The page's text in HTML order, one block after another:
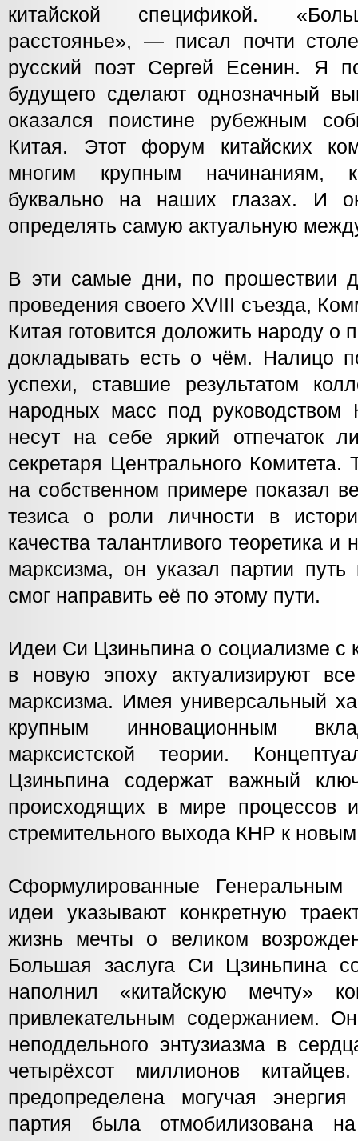
китайской спецификой.
расстоянье», — писал почти
русский поэт Сергей Есенин. Я
будущего сделают однозначный
оказался поистине рубежным
Китая. Этот форум китайских
многим крупным начинаниям,
буквально на наших глазах. И
определять самую актуальную
В эти самые дни, по прошествии
проведения своего XVIII съезда,
Китая готовится доложить народу о
докладывать есть о чём. Налицо
успехи, ставшие результатом
народных масс под
несут на себе яркий отпечаток
секретаря Центрального
на собственном примере показал
тезиса о роли личности в
качества талантливого теоретика и
марксизма, он указал партии
смог направить её по этому пути.
Идеи Си Цзиньпина о социализме с
в новую эпоху актуализируют
марксизма. Имея универсальный
крупным инновационным
марксистской теории.
Цзиньпина содержат важный
происходящих в мире процессов
стремительного выхода КНР к новым
Сформулированные
идеи указывают конкретную
жизнь мечты о великом
Большая заслуга Си Цзиньпина
наполнил «китайскую мечту»
привлекательным содержанием.
неподдельного энтузиазма в
четырёхсот миллионов
предопределена могучая
партия была отмобилизована